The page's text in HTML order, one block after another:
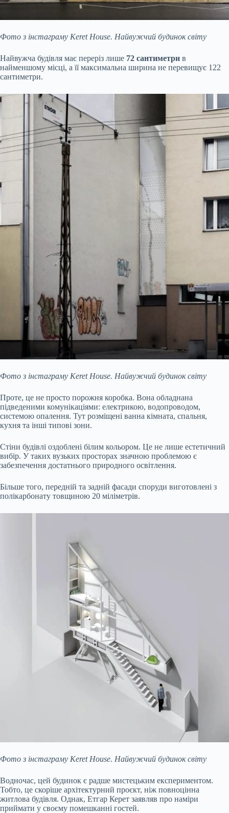
Фото з інстаграму Keret House. Найвужчий будинок світу
Найвужча будівля має переріз лише 72 сантиметри в
найменшому місці, а її максимальна ширина не перевищує 122
сантиметри.
Фото з інстаграму Keret House. Найвужчий будинок світу
Проте, це не просто порожня коробка. Вона обладнана
підведеними комунікаціями: електрикою, водопроводом,
системою опалення. Тут розміщені ванна кімната, спальня,
кухня та інші типові зони.
Стіни будівлі оздоблені білим кольором. Це не лише естетичний
вибір. У таких вузьких просторах значною проблемою є
забезпечення достатнього природного освітлення.
Більше того, передній та задній фасади споруди виготовлені з
полікарбонату товщиною 20 міліметрів.
Фото з інстаграму Keret House. Найвужчий будинок світу
Водночас, цей будинок є радше мистецьким експериментом.
Тобто, це скоріше архітектурний проєкт, ніж повноцінна
житлова будівля. Однак, Етгар Керет заявляв про наміри
приймати у своєму помешканні гостей.